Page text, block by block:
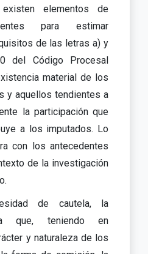
elementos de
para estimar
de las letras a) y
del Código Procesal
material de los
y aquellos tendientes a
la participación que
a los imputados. Lo
con los antecedentes
de la investigación
de cautela, la
que, teniendo en
y naturaleza de los